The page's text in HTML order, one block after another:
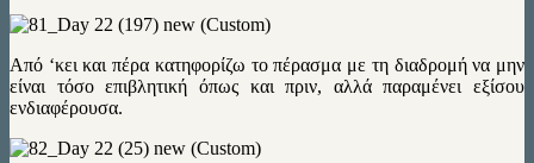
Από ‘κει και πέρα κατηφορίζω το πέρασμα με τη διαδρομή να μην
είναι τόσο επιβλητική όπως και πριν, αλλά παραμένει εξίσου
ενδιαφέρουσα.